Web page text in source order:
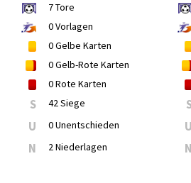
7Tore
0Vorlagen
0Gelbe Karten
0Gelb-Rote Karten
0Rote Karten
S 42 Siege
U 0 Unentschieden
N 2 Niederlagen
U
N